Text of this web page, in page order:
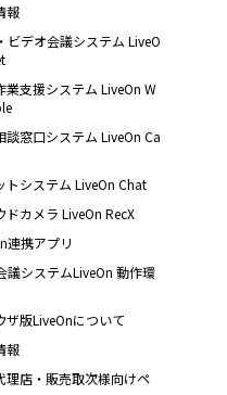
報
ビデオ会議システム LiveO
業支援システム LiveOn W
談窓口システム LiveOn Ca
トシステム LiveOn Chat
ドカメラ LiveOn RecX
連携アプリ
議システムLiveOn 動作環
ザ版LiveOnについて
報
理店・販売取次様向けペ